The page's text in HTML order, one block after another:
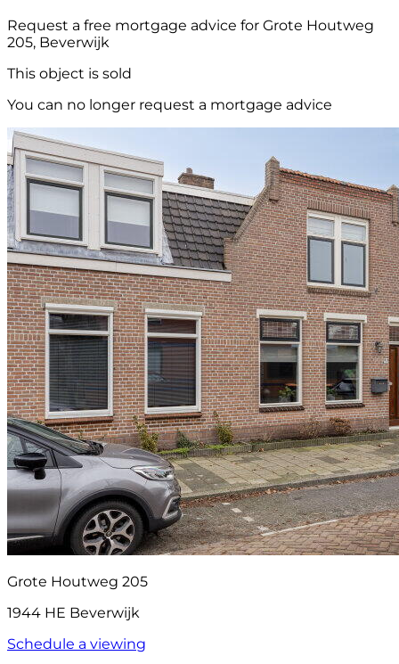
Request a free mortgage advice for Grote Houtweg
205, Beverwijk
This object is sold
You can no longer request a mortgage advice
Grote Houtweg 205
1944 HE Beverwijk
Schedule a viewing